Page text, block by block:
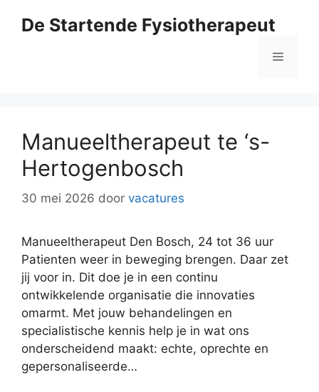
De Startende Fysiotherapeut
Menu
Manueeltherapeut te ‘s-
Hertogenbosch
30 mei 2026 door vacatures
Manueeltherapeut Den Bosch, 24 tot 36 uur
Patienten weer in beweging brengen. Daar zet
jij voor in. Dit doe je in een continu
ontwikkelende organisatie die innovaties
omarmt. Met jouw behandelingen en
specialistische kennis help je in wat ons
onderscheidend maakt: echte, oprechte en
gepersonaliseerde…